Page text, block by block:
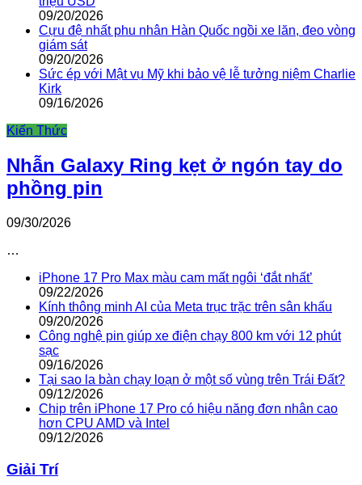
09/20/2026
Cựu đệ nhất phu nhân Hàn Quốc ngồi xe lăn, đeo vòng
giám sát
09/20/2026
Sức ép với Mật vụ Mỹ khi bảo vệ lễ tưởng niệm Charlie
Kirk
09/16/2026
Kiến Thức
Nhẫn Galaxy Ring kẹt ở ngón tay do
phồng pin
09/30/2026
…
iPhone 17 Pro Max màu cam mất ngôi ‘đắt nhất’
09/22/2026
Kính thông minh AI của Meta trục trặc trên sân khấu
09/20/2026
Công nghệ pin giúp xe điện chạy 800 km với 12 phút
sạc
09/16/2026
Tại sao la bàn chạy loạn ở một số vùng trên Trái Đất?
09/12/2026
Chip trên iPhone 17 Pro có hiệu năng đơn nhân cao
hơn CPU AMD và Intel
09/12/2026
Giải Trí